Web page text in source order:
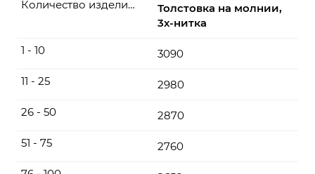
Толстовка на молнии,
3х-нитка
Количество изделий, шт
3090
1 - 10
2980
11 - 25
2870
26 - 50
2760
51 - 75